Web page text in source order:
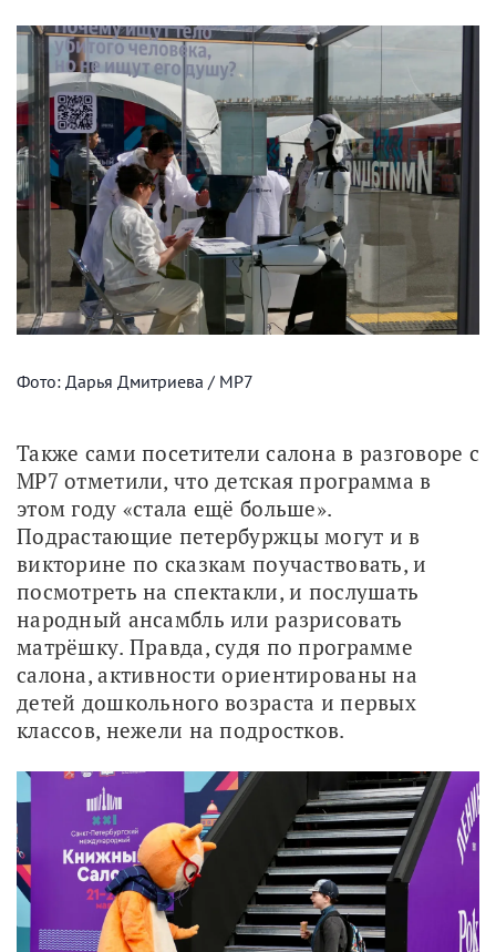
Фото: Дарья Дмитриева / МР7
Также сами посетители салона в разговоре с
МР7 отметили, что детская программа в
этом году «стала ещё больше».
Подрастающие петербуржцы могут и в
викторине по сказкам поучаствовать, и
посмотреть на спектакли, и послушать
народный ансамбль или разрисовать
матрёшку. Правда, судя по программе
салона, активности ориентированы на
детей дошкольного возраста и первых
классов, нежели на подростков.